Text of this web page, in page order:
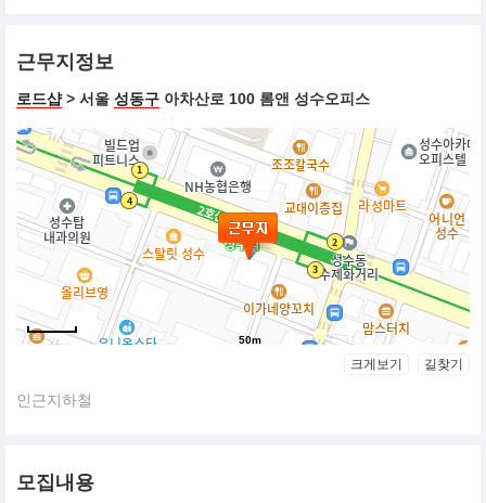
근무지정보
로드샵> 서울 성동구 아차산로 100 롬앤 성수오피스
50m
크게보기 길찾기
인근지하철
모집내용